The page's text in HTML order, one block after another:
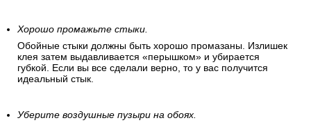
Хорошо промажьте стыки.
Обойные стыки должны быть хорошо промазаны. Излишек
клея затем выдавливается «перышком» и убирается
губкой. Если вы все сделали верно, то у вас получится
идеальный стык.
Уберите воздушные пузыри на обоях.